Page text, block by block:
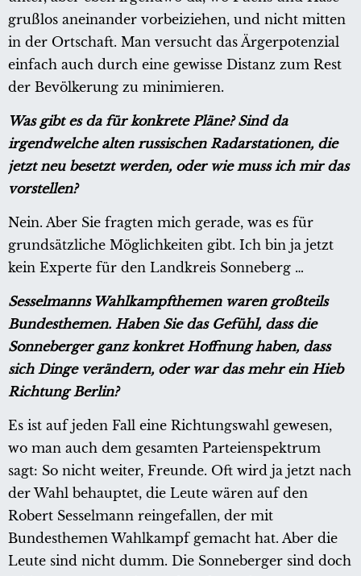
grußlos aneinander vorbeiziehen, und nicht mitten
in der Ortschaft. Man versucht das Ärgerpotenzial
einfach auch durch eine gewisse Distanz zum Rest
der Bevölkerung zu minimieren.
Was gibt es da für konkrete Pläne? Sind da
irgendwelche alten russischen Radarstationen, die
jetzt neu besetzt werden, oder wie muss ich mir das
vorstellen?
Nein. Aber Sie fragten mich gerade, was es für
grundsätzliche Möglichkeiten gibt. Ich bin ja jetzt
kein Experte für den Landkreis Sonneberg …
Sesselmanns Wahlkampfthemen waren großteils
Bundesthemen. Haben Sie das Gefühl, dass die
Sonneberger ganz konkret Hoffnung haben, dass
sich Dinge verändern, oder war das mehr ein Hieb
Richtung Berlin?
Es ist auf jeden Fall eine Richtungswahl gewesen,
wo man auch dem gesamten Parteienspektrum
sagt: So nicht weiter, Freunde. Oft wird ja jetzt nach
der Wahl behauptet, die Leute wären auf den
Robert Sesselmann reingefallen, der mit
Bundesthemen Wahlkampf gemacht hat. Aber die
Leute sind nicht dumm. Die Sonneberger sind doch